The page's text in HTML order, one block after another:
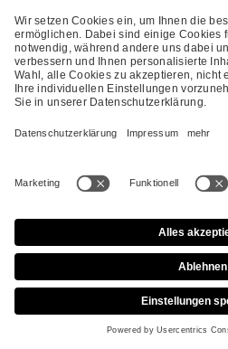
Apollon-Dossier Über Apollon
Cookie-
Instagram